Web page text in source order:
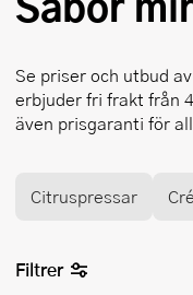
Se priser och utbud av
erbjuder fri frakt från
även prisgaranti för
Citruspressar
Filtrer